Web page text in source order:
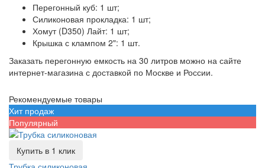
Перегонный куб: 1 шт;
Силиконовая прокладка: 1 шт;
Хомут (D350) Лайт: 1 шт;
Крышка с клампом 2": 1 шт.
Заказать перегонную емкость на 30 литров можно на сайте
интернет-магазина с доставкой по Москве и России.
Рекомендуемые товары
Хит продаж
Популярный
Купить в 1 клик